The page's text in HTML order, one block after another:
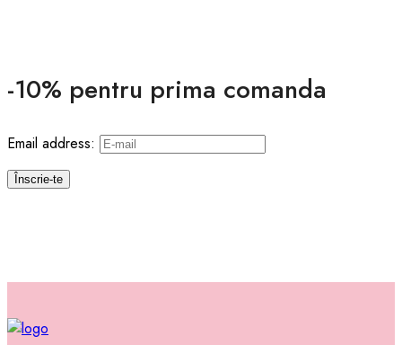
-10% pentru prima comanda
Email address: